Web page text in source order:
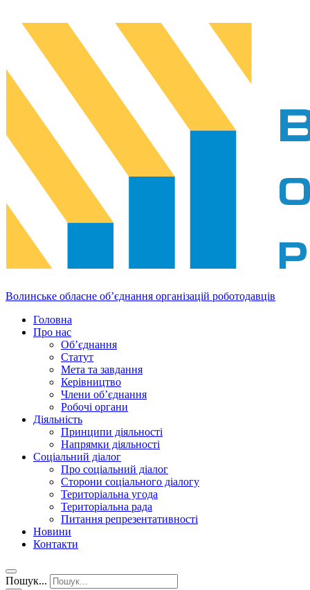
Волинське обласне об’єднання організацій роботодавців
Головна
Про нас
Об’єднання
Статут
Мета та завдання
Керівництво
Члени об’єднання
Робочі органи
Діяльність
Принципи діяльності
Напрямки діяльності
Соціальний діалог
Про соціальний діалог
Сторони соціального діалогу
Територіальна угода
Територіальна рада
Питання репрезентативності
Новини
Контакти
Пошук...